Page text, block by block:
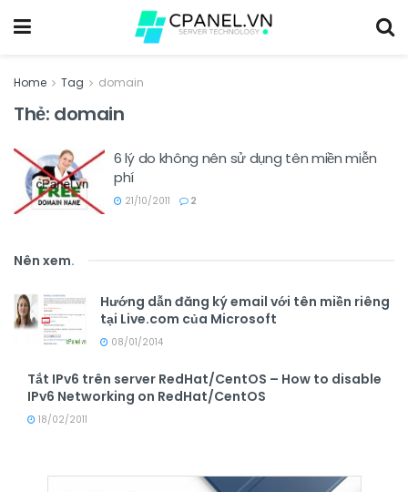
Home Tag domain
Thẻ: domain
6 lý do không nên sử dụng tên miền miễn
phí
21/10/2011 2
Nên xem.
Hướng dẫn đăng ký email với tên miền riêng
tại Live.com của Microsoft
08/01/2014
Tắt IPv6 trên server RedHat/CentOS – How to disable
IPv6 Networking on RedHat/CentOS
18/02/2011